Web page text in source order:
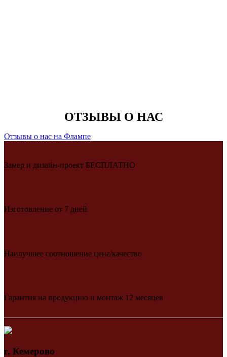
ОТЗЫВЫ О НАС
Отзывы о нас на Флампе
Замер и дизайн-проект БЕСПЛАТНО
Изготовление от 7 дней
Наилучшее соотношение цена/качество
Гарантия на продукцию и монтаж 12 месяцев
г. Кемерово